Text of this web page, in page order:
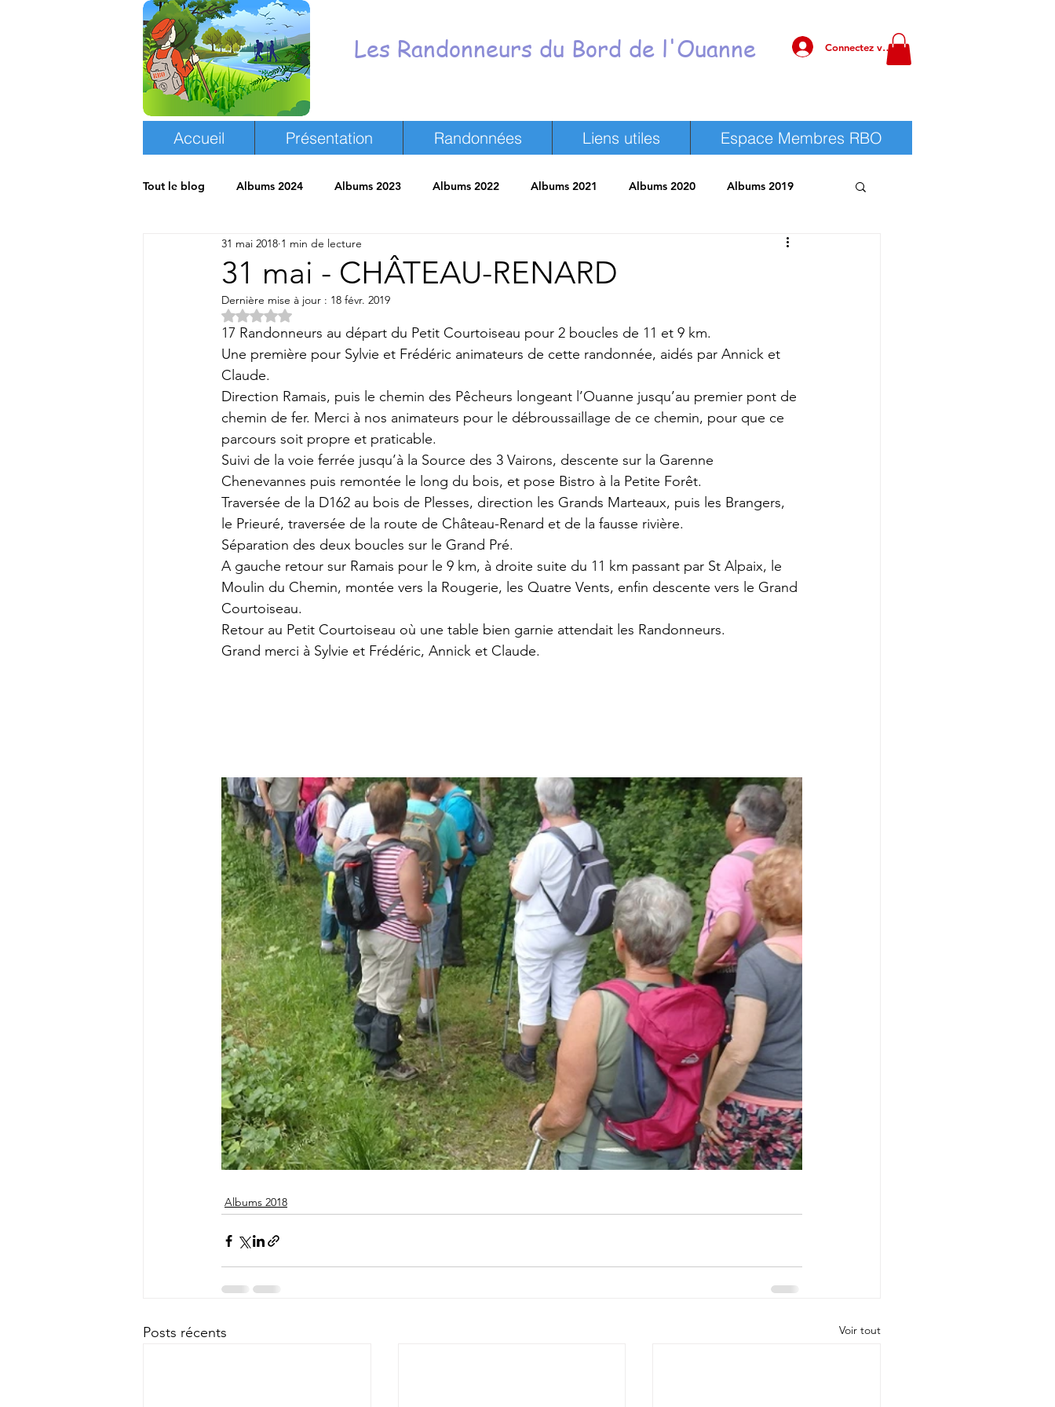
Les Randonneurs du Bord de l'Ouanne Connectez vous !
Accueil Présentation Randonnées Liens utiles Espace Membres RBO
Tout le blog Albums 2024 Albums 2023 Albums 2022 Albums 2021 Albums 2020 Albums 2019
Albums 2018 Espace randonneurs Albums 2025
31 mai - CHÂTEAU-RENARD
31 mai 2018 1 min de lecture
Dernière mise à jour : 18 févr. 2019
Noté NaN étoiles sur 5.
17 Randonneurs au départ du Petit Courtoiseau pour 2 boucles de 11 et 9 km.
Une première pour Sylvie et Frédéric animateurs de cette randonnée, aidés par Annick et
Claude.
Direction Ramais, puis le chemin des Pêcheurs longeant l’Ouanne jusqu’au premier pont de
chemin de fer. Merci à nos animateurs pour le débroussaillage de ce chemin, pour que ce
parcours soit propre et praticable.
Suivi de la voie ferrée jusqu’à la Source des 3 Vairons, descente sur la Garenne
Chenevannes puis remontée le long du bois, et pose Bistro à la Petite Forêt.
Traversée de la D162 au bois de Plesses, direction les Grands Marteaux, puis les Brangers,
le Prieuré, traversée de la route de Château-Renard et de la fausse rivière.
Séparation des deux boucles sur le Grand Pré.
A gauche retour sur Ramais pour le 9 km, à droite suite du 11 km passant par St Alpaix, le
Moulin du Chemin, montée vers la Rougerie, les Quatre Vents, enfin descente vers le Grand
Courtoiseau.
Retour au Petit Courtoiseau où une table bien garnie attendait les Randonneurs.
Grand merci à Sylvie et Frédéric, Annick et Claude.
Albums 2018
Posts récents Voir tout